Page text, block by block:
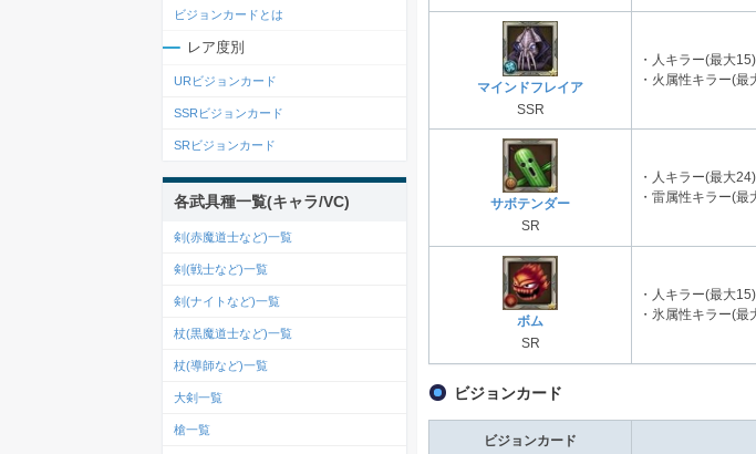
マインドフレイア
SSR
・人キラー(最大15)
・火属性キラー(最
サボテンダー
SR
・人キラー(最大24)
・雷属性キラー(最
ボム
SR
・人キラー(最大15)
・氷属性キラー(最
ビジョンカード
ビジョンカード
ビジョンカードとは
レア度別
URビジョンカード
SSRビジョンカード
SRビジョンカード
各武具種一覧(キャラ/VC)
剣(赤魔道士など)一覧
剣(戦士など)一覧
剣(ナイトなど)一覧
杖(黒魔道士など)一覧
杖(導師など)一覧
大剣一覧
槍一覧